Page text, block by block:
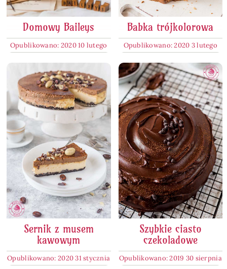
Domowy Baileys
Opublikowano: 2020 10 lutego
Babka trójkolorowa
Opublikowano: 2020 3 lutego
Sernik z musem
kawowym
Opublikowano: 2020 31 stycznia
Szybkie ciasto
czekoladowe
Opublikowano: 2019 30 sierpnia